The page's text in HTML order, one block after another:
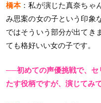
橋本：私が演じた真奈ちゃ
み思案の女の子という印象
ではそういう部分が出てき
ても格好いい女の子です。
──初めての声優挑戦で、セ
たす役柄ですが、演じてみ